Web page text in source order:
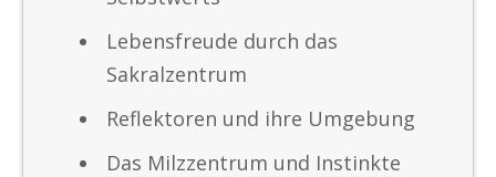
Lebensfreude durch das
Sakralzentrum
Reflektoren und ihre Umgebung
Das Milzzentrum und Instinkte